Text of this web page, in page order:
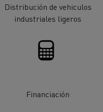
Distribución de vehiculos
industriales ligeros
Financiación